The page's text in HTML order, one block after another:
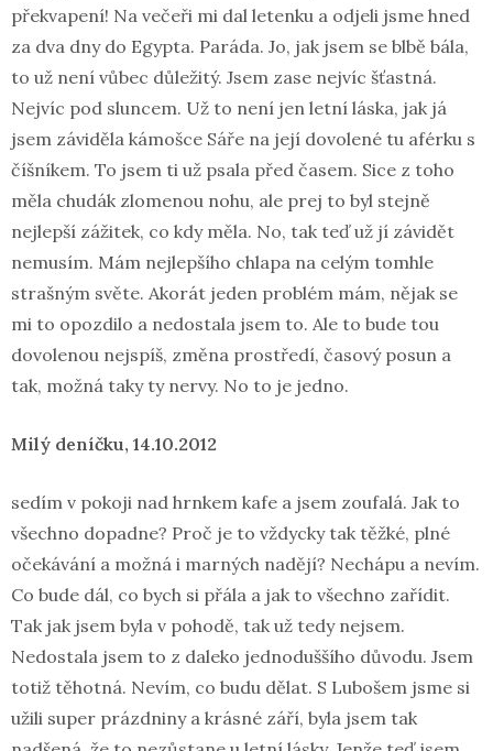
překvapení! Na večeři mi dal letenku a odjeli jsme hned
za dva dny do Egypta. Paráda. Jo, jak jsem se blbě bála,
to už není vůbec důležitý. Jsem zase nejvíc šťastná.
Nejvíc pod sluncem. Už to není jen letní láska, jak já
jsem záviděla kámošce Sáře na její dovolené tu aférku s
číšníkem. To jsem ti už psala před časem. Sice z toho
měla chudák zlomenou nohu, ale prej to byl stejně
nejlepší zážitek, co kdy měla. No, tak teď už jí závidět
nemusím. Mám nejlepšího chlapa na celým tomhle
strašným světe. Akorát jeden problém mám, nějak se
mi to opozdilo a nedostala jsem to. Ale to bude tou
dovolenou nejspíš, změna prostředí, časový posun a
tak, možná taky ty nervy. No to je jedno.
Milý deníčku, 14.10.2012
sedím v pokoji nad hrnkem kafe a jsem zoufalá. Jak to
všechno dopadne? Proč je to vždycky tak těžké, plné
očekávání a možná i marných nadějí? Nechápu a nevím.
Co bude dál, co bych si přála a jak to všechno zařídit.
Tak jak jsem byla v pohodě, tak už tedy nejsem.
Nedostala jsem to z daleko jednoduššího důvodu. Jsem
totiž těhotná. Nevím, co budu dělat. S Lubošem jsme si
užili super prázdniny a krásné září, byla jsem tak